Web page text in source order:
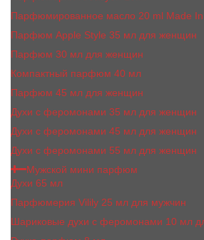
Парфюмированное масло 20 ml Made In
Парфюм Apple Style 35 мл для женщин
Парфюм 30 мл для женщин
Компактный парфюм 40 мл
Парфюм 45 мл для женщин
Духи с феромонами 35 мл для женщин
Духи с феромонами 45 мл для женщин
Духи с феромонами 55 мл для женщин
Мужской мини парфюм
Духи 65 мл
Парфюмерия Vilily 25 мл для мужчин
Шариковые духи с феромонами 10 мл